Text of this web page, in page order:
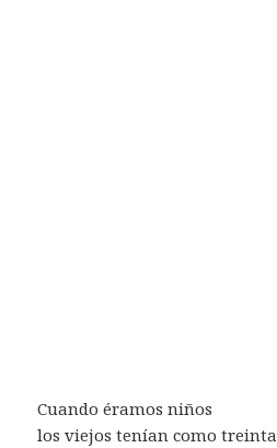
Cuando éramos niños
los viejos tenían como treinta